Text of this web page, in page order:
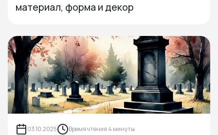
материал, форма и декор
03.10.2025 Время чтения 4 минуты